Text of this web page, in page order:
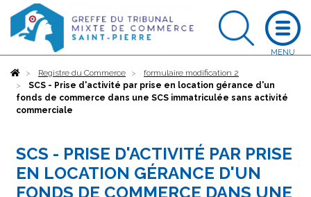
AccueilRegistre du Commerce
formulaire modification 2
SCS - Prise d'activité par prise en location gérance d'un
fonds de commerce dans une SCS immatriculée sans activité
commerciale
SCS - PRISE D'ACTIVITÉ PAR PRISE
EN LOCATION GÉRANCE D'UN
FONDS DE COMMERCE DANS UNE